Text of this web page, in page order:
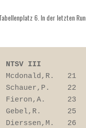
6. In der letzten
III
21
22
23
Gebel,R.      25
26